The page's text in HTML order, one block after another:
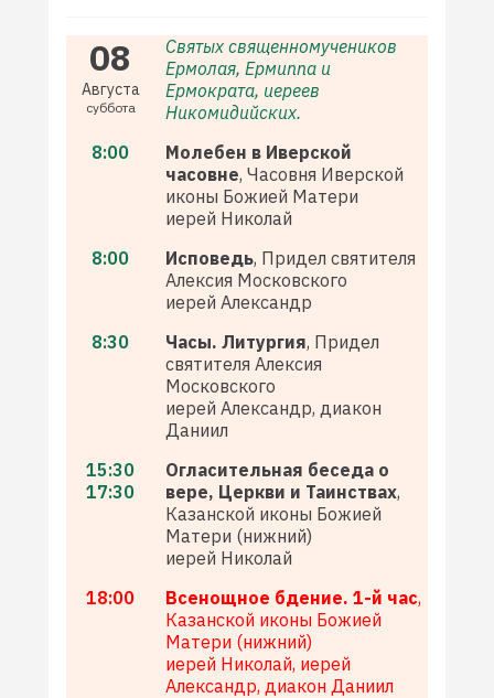
08
Августа
суббота
Святых священномучеников
Ермолая, Ермиппа и
Ермократа, иереев
Никомидийских.
8:00
Молебен в Иверской
часовне, Часовня Иверской
иконы Божией Матери
иерей Николай
8:00
Исповедь, Придел святителя
Алексия Московского
иерей Александр
8:30
Часы. Литургия, Придел
святителя Алексия
Московского
иерей Александр, диакон
Даниил
15:30
17:30
Огласительная беседа о
вере, Церкви и Таинствах,
Казанской иконы Божией
Матери (нижний)
иерей Николай
18:00
Всенощное бдение. 1-й час,
Казанской иконы Божией
Матери (нижний)
иерей Николай, иерей
Александр, диакон Даниил